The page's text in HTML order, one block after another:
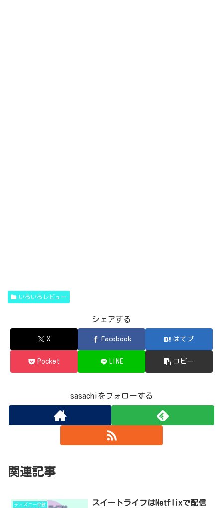
いろいろレビュー
シェアする
X Facebook はてブ
Pocket LINE コピー
sasachiをフォローする
関連記事
ディズニー全般
スイートライフはNetflixで配信